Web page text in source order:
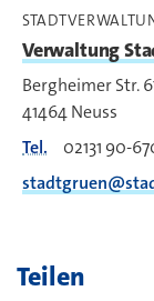
Verwaltung
Bergheimer Str.
41464Neuss
Tel.
02131 90-
Teilen